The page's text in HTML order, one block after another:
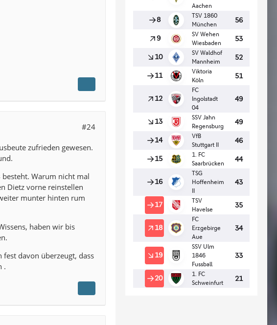
#24
zufrieden gewesen.
Warum nicht mal
Dietz vorne reinstellen
munter hinten rum
haben wir bis
davon überzeugt, dass
.